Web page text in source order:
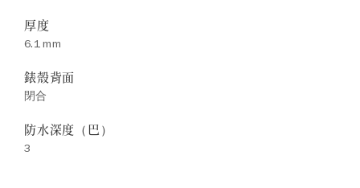
厚度
6.1 mm
錶殼背面
閉合
防水深度（巴）
3